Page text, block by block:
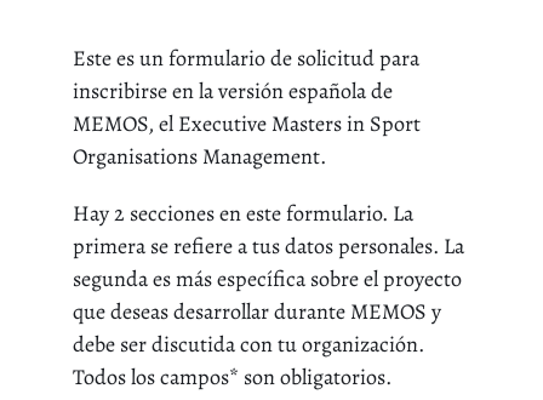
Este es un formulario de solicitud para
inscribirse en la versión española de
MEMOS, el Executive Masters in Sport
Organisations Management.
Hay 2 secciones en este formulario. La
primera se refiere a tus datos personales. La
segunda es más específica sobre el proyecto
que deseas desarrollar durante MEMOS y
debe ser discutida con tu organización.
Todos los campos* son obligatorios.